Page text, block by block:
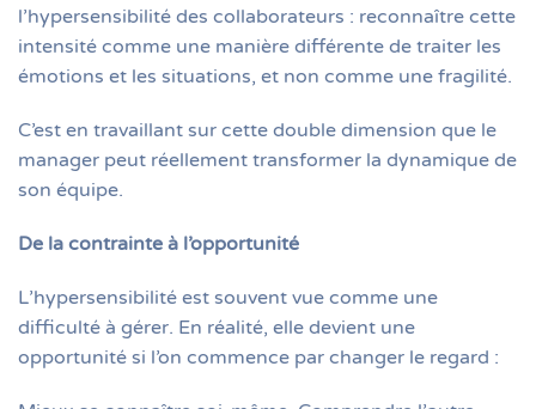
l’hypersensibilité des collaborateurs : reconnaître cette
intensité comme une manière différente de traiter les
émotions et les situations, et non comme une fragilité.
C’est en travaillant sur cette double dimension que le
manager peut réellement transformer la dynamique de
son équipe.
De la contrainte à l’opportunité
L’hypersensibilité est souvent vue comme une
difficulté à gérer. En réalité, elle devient une
opportunité si l’on commence par changer le regard :